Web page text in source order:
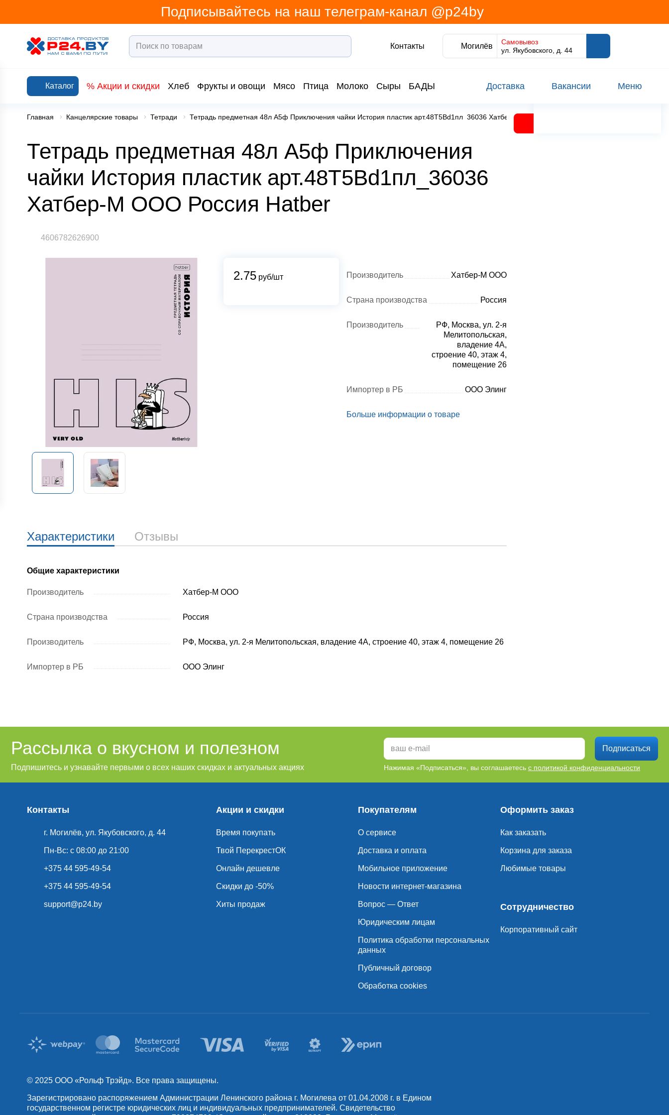
Подписывайтесь на наш телеграм-канал @p24by
Контакты Могилёв
Самовывоз
ул. Якубовского, д. 44
Каталог % Акции и скидки Хлеб Фрукты и овощи Мясо Птица Молоко Сыры БАДЫ Доставка Вакансии Меню
Главная Канцелярские товары Тетради Тетрадь предметная 48л А5ф Приключения чайки История пластик арт.48Т5Вd1пл_36036 Хатбер-М ООО Россия Hatber
Тетрадь предметная 48л А5ф Приключения
чайки История пластик арт.48Т5Вd1пл_36036
Хатбер-М ООО Россия Hatber
4606782626900
2.75 руб/шт
Характеристики Отзывы
Общие характеристики
Производитель Хатбер-М ООО
Страна производства Россия
Производитель РФ, Москва, ул. 2-я Мелитопольская, владение 4А, строение 40, этаж 4, помещение 26
Импортер в РБ ООО Элинг
Производитель Хатбер-М ООО
Страна производства Россия
Производитель
РФ, Москва, ул. 2-я
Мелитопольская,
владение 4А,
строение 40, этаж 4,
помещение 26
Импортер в РБ ООО Элинг
Больше информации о товаре
Рассылка о вкусном и полезном
Подпишитесь и узнавайте первыми о всех наших скидках и актуальных акциях
Подписаться
Нажимая «Подписаться», вы соглашаетесь с политикой конфиденциальности
Контакты
г. Могилёв, ул. Якубовского, д. 44
Пн-Вс: с 08:00 до 21:00
+375 44 595-49-54
+375 44 595-49-54
support@p24.by
Акции и скидки
Время покупать
Твой ПерекрестОК
Онлайн дешевле
Скидки до -50%
Хиты продаж
Покупателям
О сервисе
Доставка и оплата
Мобильное приложение
Новости интернет-магазина
Вопрос — Ответ
Юридическим лицам
Политика обработки персональных
данных
Публичный договор
Обработка cookies
Оформить заказ
Как заказать
Корзина для заказа
Любимые товары
Сотрудничество
Корпоративный сайт
© 2025 OOO «Рольф Трэйд». Все права защищены.
Зарегистрировано распоряжением Администрации Ленинского района г. Могилева от 01.04.2008 г. в Едином
государственном регистре юридических лиц и индивидуальных предпринимателей. Свидетельство